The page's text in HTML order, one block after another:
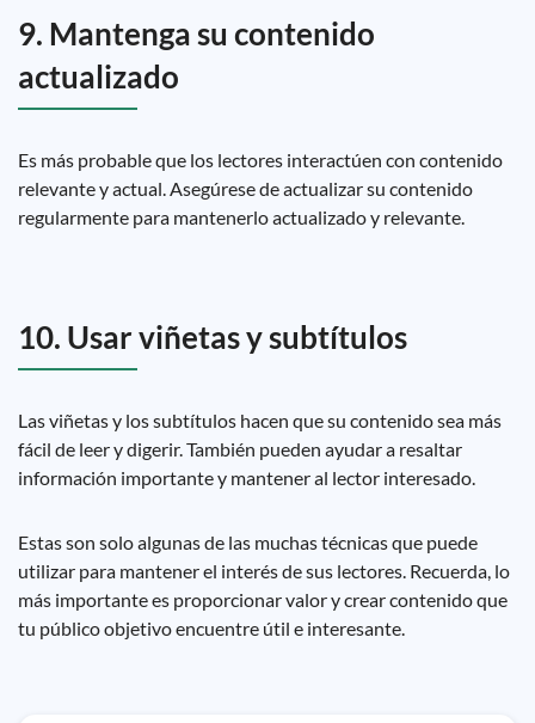
9. Mantenga su contenido
actualizado
Es más probable que los lectores interactúen con contenido
relevante y actual. Asegúrese de actualizar su contenido
regularmente para mantenerlo actualizado y relevante.
10. Usar viñetas y subtítulos
Las viñetas y los subtítulos hacen que su contenido sea más
fácil de leer y digerir. También pueden ayudar a resaltar
información importante y mantener al lector interesado.
Estas son solo algunas de las muchas técnicas que puede
utilizar para mantener el interés de sus lectores. Recuerda, lo
más importante es proporcionar valor y crear contenido que
tu público objetivo encuentre útil e interesante.